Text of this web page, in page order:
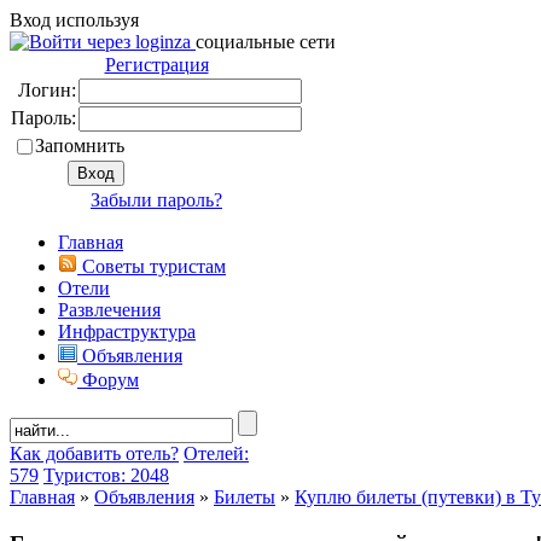
Вход используя
социальные сети
Регистрация
Логин:
Пароль:
Запомнить
Забыли пароль?
Главная
Советы туристам
Отели
Развлечения
Инфраструктура
Объявления
Форум
Как добавить отель? Отелей:
579 Туристов: 2048
Главная » Объявления » Билеты » Куплю билеты (путевки) в